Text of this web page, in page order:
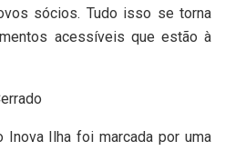
sócios. Tudo isso se torna
acessíveis que estão à
Inova Ilha foi marcada por uma